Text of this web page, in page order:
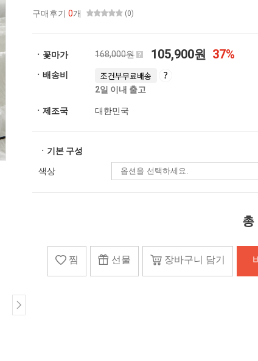
구매후기 0개 (0)
ㆍ꽃마가 168,000원 105,900원 37%
ㆍ배송비 조건부무료배송
2일 이내 출고
ㆍ제조국 대한민국
ㆍ기본 구성
색상
총
찜 선물 장바구니 담기